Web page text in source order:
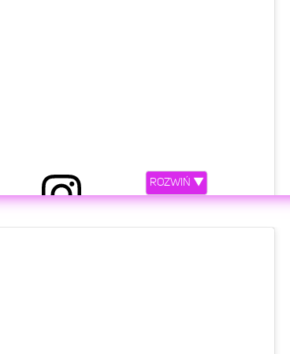
#natalianykiel #jbalvin #wywiad
#cgm #cgmpl
ROZWIŃ ▼